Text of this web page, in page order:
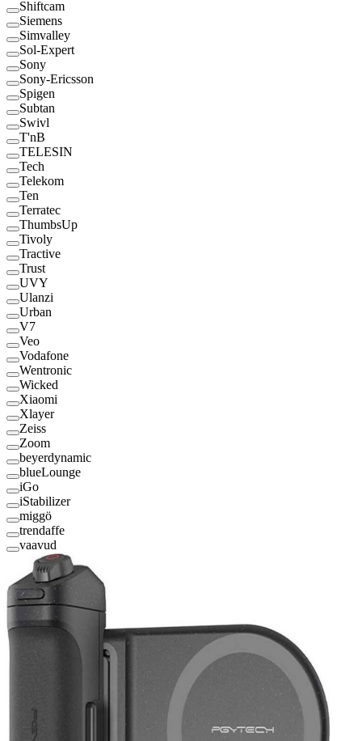
Shiftcam
Siemens
Simvalley
Sol-Expert
Sony
Sony-Ericsson
Spigen
Subtan
Swivl
T'nB
TELESIN
Tech
Telekom
Ten
Terratec
ThumbsUp
Tivoly
Tractive
Trust
UVY
Ulanzi
Urban
V7
Veo
Vodafone
Wentronic
Wicked
Xiaomi
Xlayer
Zeiss
Zoom
beyerdynamic
blueLounge
iGo
iStabilizer
miggö
trendaffe
vaavud